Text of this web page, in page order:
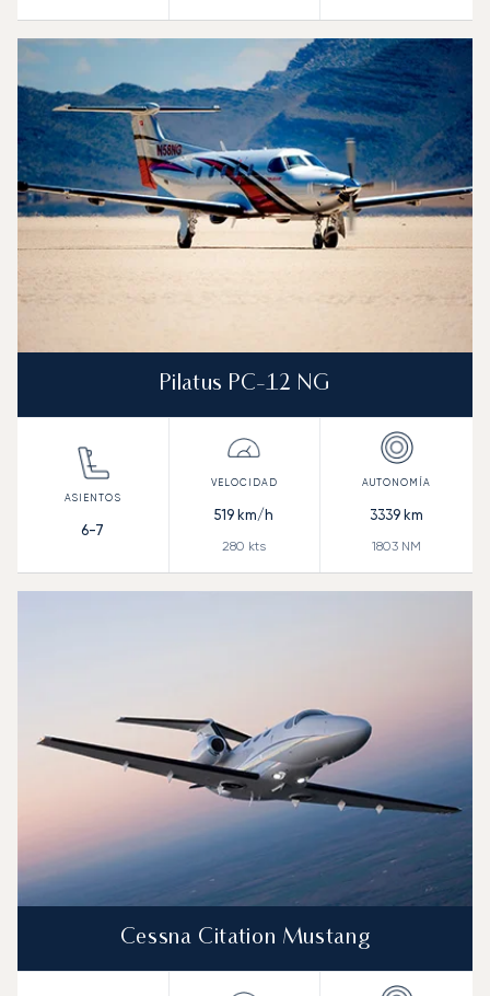
Pilatus PC-12 NG
6-7
519 km/h
280 kts
3339 km
1803 NM
Cessna Citation Mustang